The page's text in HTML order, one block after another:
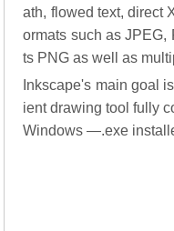
ath, flowed text, direct
ormats such as JPEG,
ts PNG as well as
Inkscape's main goal
ient drawing tool fully
Windows —.exe